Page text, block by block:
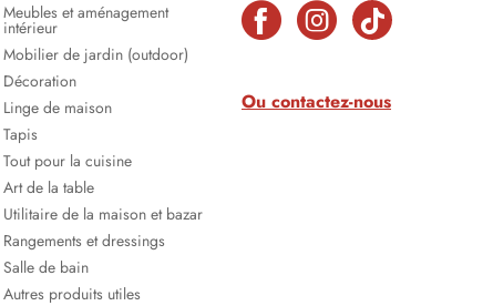
Meubles et aménagement
intérieur
Mobilier de jardin (outdoor)
Décoration
Linge de maison
Tapis
Tout pour la cuisine
Art de la table
Utilitaire de la maison et bazar
Rangements et dressings
Salle de bain
Autres produits utiles
Ou contactez-nous